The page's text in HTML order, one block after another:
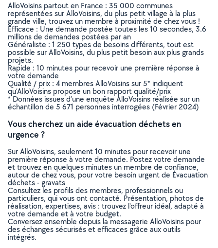
AlloVoisins partout en France : 35 000 communes
représentées sur AlloVoisins, du plus petit village à la plus
grande ville, trouvez un membre à proximité de chez vous !
Efficace : Une demande postée toutes les 10 secondes, 3.6
millions de demandes postées par an
Généraliste : 1 250 types de besoins différents, tout est
possible sur AlloVoisins, du plus petit besoin aux plus grands
projets.
Rapide : 10 minutes pour recevoir une première réponse à
votre demande
Qualité / prix : 4 membres AlloVoisins sur 5* indiquent
qu’AlloVoisins propose un bon rapport qualité/prix
* Données issues d’une enquête AlloVoisins réalisée sur un
échantillon de 5 671 personnes interrogées (Février 2024)
Vous cherchez un aide évacuation déchets en
urgence ?
Sur AlloVoisins, seulement 10 minutes pour recevoir une
première réponse à votre demande. Postez votre demande
et trouvez en quelques minutes un membre de confiance,
autour de chez vous, pour votre besoin urgent de Évacuation
déchets - gravats
Consultez les profils des membres, professionnels ou
particuliers, qui vous ont contacté. Présentation, photos de
réalisation, expertises, avis : trouvez l'offreur idéal, adapté à
votre demande et à votre budget.
Conversez ensemble depuis la messagerie AlloVoisins pour
des échanges sécurisés et efficaces grâce aux outils
intégrés.